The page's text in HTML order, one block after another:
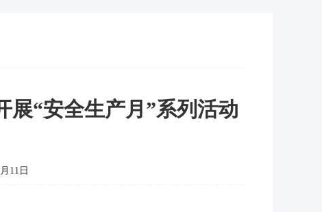
展“安全生产月”系列活动
11日